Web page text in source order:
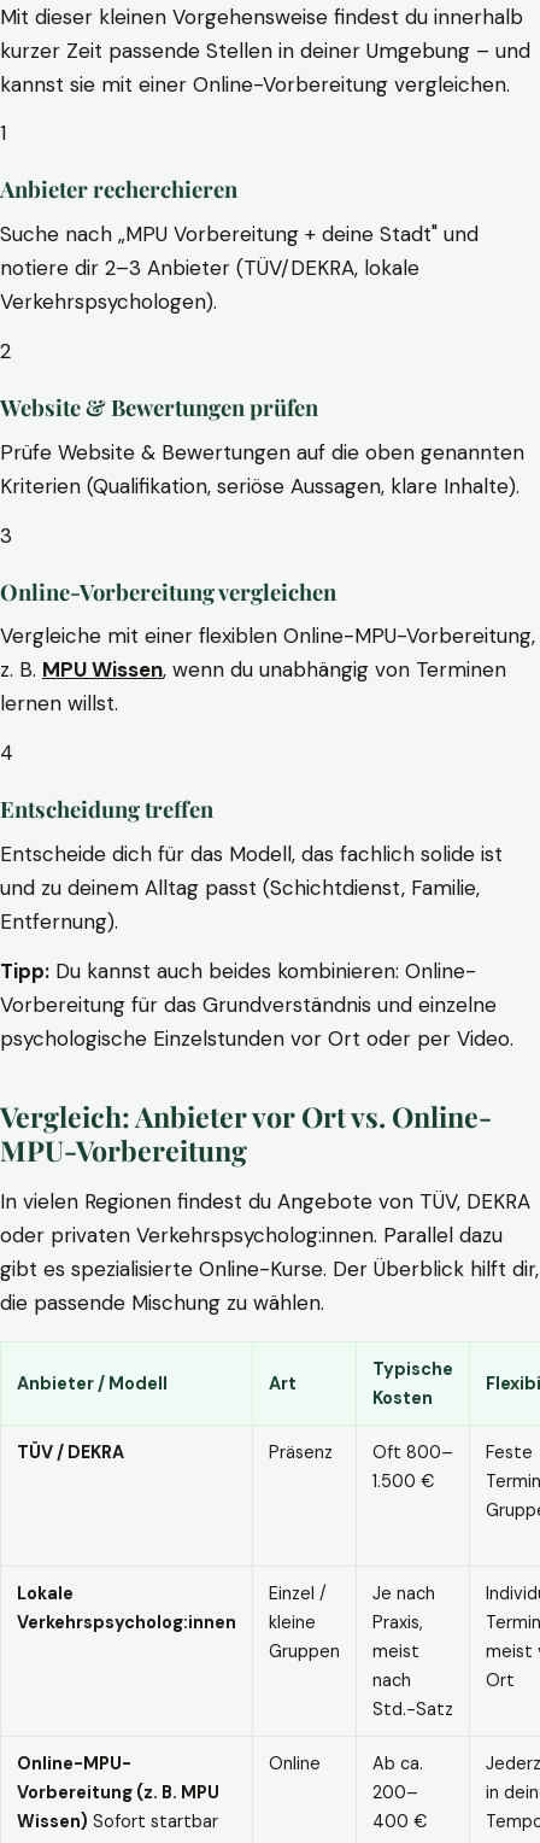
Mit dieser kleinen Vorgehensweise findest du innerhalb
kurzer Zeit passende Stellen in deiner Umgebung – und
kannst sie mit einer Online-Vorbereitung vergleichen.
1
Anbieter recherchieren
Suche nach „MPU Vorbereitung + deine Stadt" und
notiere dir 2–3 Anbieter (TÜV/DEKRA, lokale
Verkehrspsychologen).
2
Website & Bewertungen prüfen
Prüfe Website & Bewertungen auf die oben genannten
Kriterien (Qualifikation, seriöse Aussagen, klare Inhalte).
3
Online-Vorbereitung vergleichen
Vergleiche mit einer flexiblen Online-MPU-Vorbereitung,
z. B. MPU Wissen, wenn du unabhängig von Terminen
lernen willst.
4
Entscheidung treffen
Entscheide dich für das Modell, das fachlich solide ist
und zu deinem Alltag passt (Schichtdienst, Familie,
Entfernung).
Tipp: Du kannst auch beides kombinieren: Online-
Vorbereitung für das Grundverständnis und einzelne
psychologische Einzelstunden vor Ort oder per Video.
Vergleich: Anbieter vor Ort vs. Online-
MPU-Vorbereitung
In vielen Regionen findest du Angebote von TÜV, DEKRA
oder privaten Verkehrspsycholog:innen. Parallel dazu
gibt es spezialisierte Online-Kurse. Der Überblick hilft dir,
die passende Mischung zu wählen.
Anbieter / Modell Art
Typische
Kosten
TÜV / DEKRA Präsenz
Oft 800–
1.500 €
Feste
Lokale
Verkehrspsycholog:innen
Einzel /
kleine
Gruppen
Je nach
Praxis,
meist
nach
Std.-Satz
meist
Ort
Online-MPU-
Vorbereitung (z. B. MPU
Wissen) Sofort startbar
Online
Ab ca.
200–
400 €
in